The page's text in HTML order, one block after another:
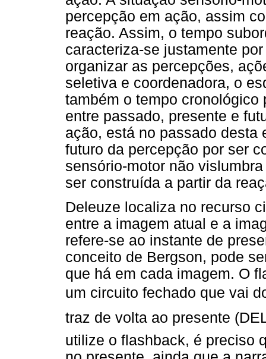
percepção em ação, assim
reação. Assim, o tempo
caracteriza-se justamente
organizar as percepções,
seletiva e coordenadora, o
também o tempo
entre passado, presente e
ação, está no passado desta
futuro da percepção por ser
sensório-motor não
ser construída a partir da
Deleuze localiza no recurso
entre a imagem atual e a
refere-se ao instante de
conceito de Bergson, pode
que há em cada imagem. O
um circuito fechado que vai
traz de volta ao presente
utilize o flashback, é preciso